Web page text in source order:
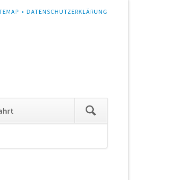
DATENSCHUTZERKLÄRUNG
überspringen